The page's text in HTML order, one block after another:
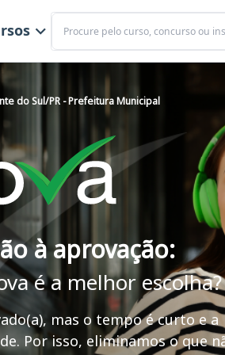
Buscar
do Sul/PR - Prefeitura Municipal
à aprovação:
é a melhor escolha?
mas o tempo é curto e a
Por isso, eliminamos o que